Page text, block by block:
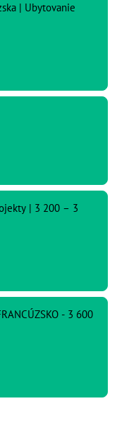
| Ubytovanie
| 3 200 – 3
- 3 600